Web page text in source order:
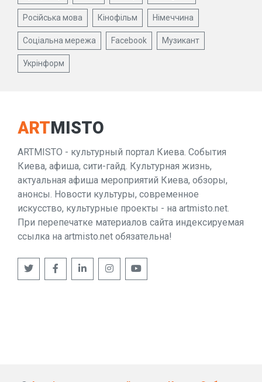
Російська мова Кінофільм Німеччина
Соціальна мережа Facebook Музикант
Укрінформ
ARTMISTO
ARTMISTO - культурный портал Киева. События
Киева, афиша, сити-гайд. Культурная жизнь,
актуальная афиша мероприятий Киева, обзоры,
анонсы. Новости культуры, современное
искусство, культурные проекты - на artmisto.net.
При перепечатке материалов сайта индексируемая
ссылка на artmisto.net обязательна!